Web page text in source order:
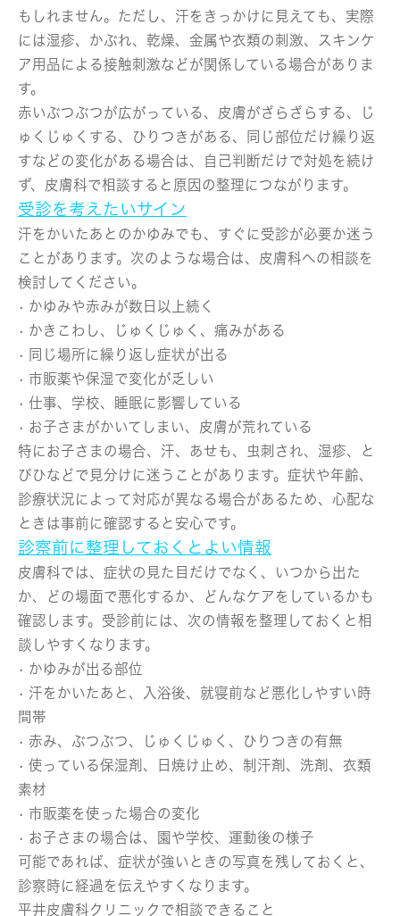
もしれません。ただし、汗をきっかけに見えても、実際
には湿疹、かぶれ、乾燥、金属や衣類の刺激、スキンケ
ア用品による接触刺激などが関係している場合がありま
す。
赤いぶつぶつが広がっている、皮膚がざらざらする、じ
ゅくじゅくする、ひりつきがある、同じ部位だけ繰り返
すなどの変化がある場合は、自己判断だけで対処を続け
ず、皮膚科で相談すると原因の整理につながります。
受診を考えたいサイン
汗をかいたあとのかゆみでも、すぐに受診が必要か迷う
ことがあります。次のような場合は、皮膚科への相談を
検討してください。
• かゆみや赤みが数日以上続く
• かきこわし、じゅくじゅく、痛みがある
• 同じ場所に繰り返し症状が出る
• 市販薬や保湿で変化が乏しい
• 仕事、学校、睡眠に影響している
• お子さまがかいてしまい、皮膚が荒れている
特にお子さまの場合、汗、あせも、虫刺され、湿疹、と
びひなどで見分けに迷うことがあります。症状や年齢、
診療状況によって対応が異なる場合があるため、心配な
ときは事前に確認すると安心です。
診察前に整理しておくとよい情報
皮膚科では、症状の見た目だけでなく、いつから出た
か、どの場面で悪化するか、どんなケアをしているかも
確認します。受診前には、次の情報を整理しておくと相
談しやすくなります。
• かゆみが出る部位
• 汗をかいたあと、入浴後、就寝前など悪化しやすい時
間帯
• 赤み、ぶつぶつ、じゅくじゅく、ひりつきの有無
• 使っている保湿剤、日焼け止め、制汗剤、洗剤、衣類
素材
• 市販薬を使った場合の変化
• お子さまの場合は、園や学校、運動後の様子
可能であれば、症状が強いときの写真を残しておくと、
診察時に経過を伝えやすくなります。
平井皮膚科クリニックで相談できること